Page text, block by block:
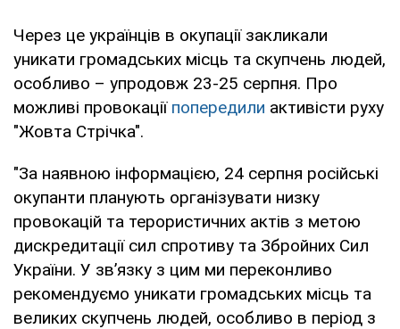
Через це українців в окупації закликали
уникати громадських місць та скупчень людей,
особливо – упродовж 23-25 серпня. Про
можливі провокації попередили активісти руху
"Жовта Стрічка".
"За наявною інформацією, 24 серпня російські
окупанти планують організувати низку
провокацій та терористичних актів з метою
дискредитації сил спротиву та Збройних Сил
України. У зв’язку з цим ми переконливо
рекомендуємо уникати громадських місць та
великих скупчень людей, особливо в період з